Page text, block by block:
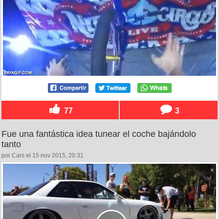
77 3
Fue una fantástica idea tunear el coche bajándolo
tanto
por Cars el 15 nov 2015, 20:31